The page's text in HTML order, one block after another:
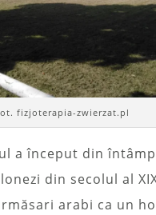
fizjoterapia-zwierzat.pl
a început din
din secolul al
arabi ca un